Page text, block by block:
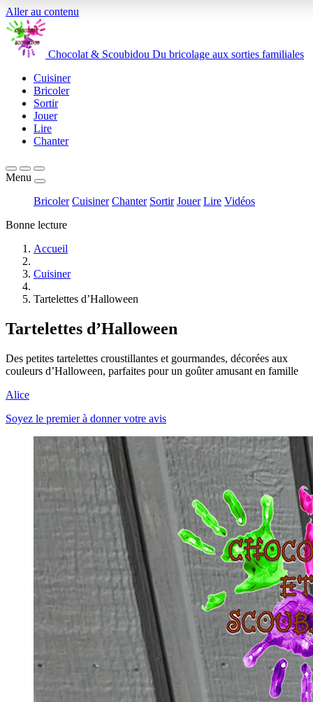
Aller au contenu
Chocolat & Scoubidou Du bricolage aux sorties familiales
Cuisiner
Bricoler
Sortir
Jouer
Lire
Chanter
Menu
Bricoler Cuisiner Chanter Sortir Jouer Lire Vidéos
Bonne lecture
Accueil
Cuisiner
Tartelettes d’Halloween
Tartelettes d’Halloween
Des petites tartelettes croustillantes et gourmandes, décorées aux
couleurs d’Halloween, parfaites pour un goûter amusant en famille
Alice
Soyez le premier à donner votre avis